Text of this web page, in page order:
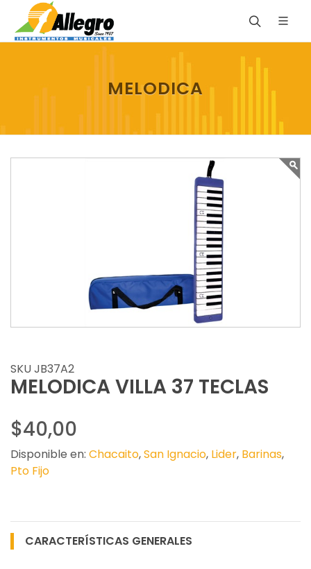
MELODICA
SKU JB37A2
MELODICA VILLA 37 TECLAS
$40,00
Disponible en: Chacaito,San Ignacio, Lider, Barinas,
Pto Fijo
CARACTERÍSTICAS GENERALES